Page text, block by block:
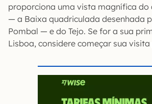
proporciona uma vista magnífica do
— a Baixa quadriculada desenhada
Pombal — e do Tejo. Se for a sua
Lisboa, considere começar sua